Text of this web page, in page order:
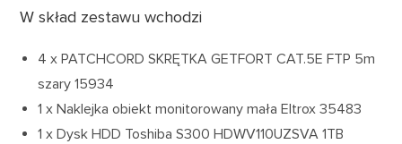
W skład zestawu wchodzi
4 x PATCHCORD SKRĘTKA GETFORT CAT.5E FTP 5m
szary 15934
1 x Naklejka obiekt monitorowany mała Eltrox 35483
1 x Dysk HDD Toshiba S300 HDWV110UZSVA 1TB